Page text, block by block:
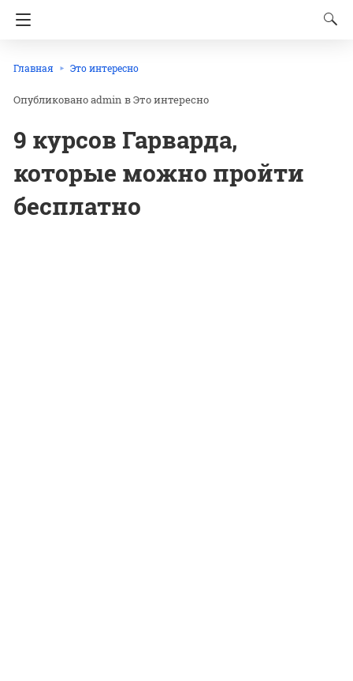
Главная Это интересно
admin вЭто интересно
9 курсов Гарварда,
которые можно пройти
бесплатно